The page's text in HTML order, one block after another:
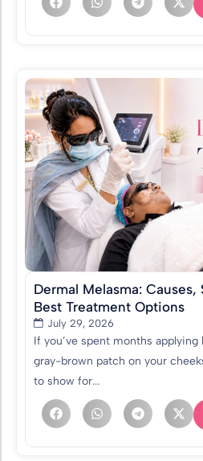
Dermal Melasma: Causes,
Best Treatment Options
July 29, 2026
If you’ve spent months
gray-brown patch on your
to show for...